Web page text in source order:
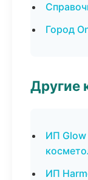
Город
Другие
ИП Glow
ИП